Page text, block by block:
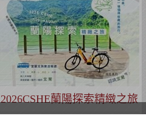
2026CSHE蘭陽探索精緻之旅